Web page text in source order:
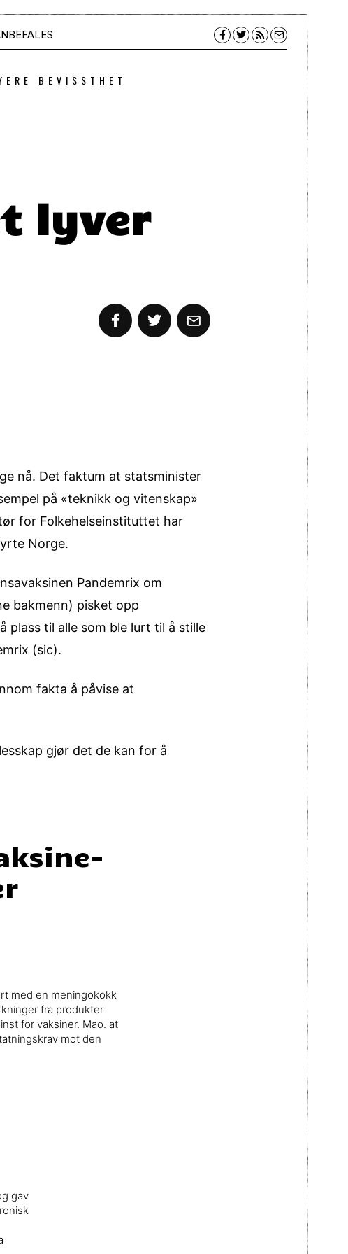
BEVISSTHET
lyver
nå. Det faktum at statsminister
på «teknikk og vitenskap»
for Folkehelseinstituttet har
Norge.
Pandemrix om
bakmenn) pisket opp
til alle som ble lurt til å stille
(sic).
fakta å påvise at
gjør det de kan for å
med en meningokokk
fra produkter
for vaksiner. Mao. at
mot den
gav